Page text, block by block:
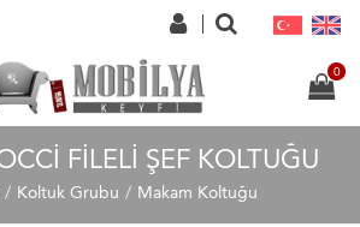
FILELI ŞEF KOLTUĞU
Koltuk Grubu Makam Koltuğu